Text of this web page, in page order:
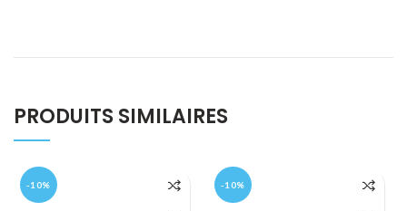
PRODUITS SIMILAIRES
-10% -10%